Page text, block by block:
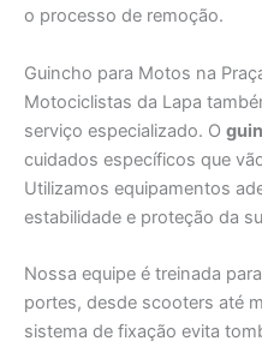
o processo de remoção.
Guincho para Motos na
Motociclistas da Lapa
serviço especializado. O
cuidados específicos que
Utilizamos equipamentos
estabilidade e proteção da
Nossa equipe é treinada
portes, desde scooters até
sistema de fixação evita